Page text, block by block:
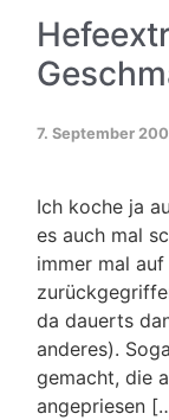
7. September
Ich koche ja
es auch mal
immer mal
da dauerts
anderes).
gemacht, die
angepriesen